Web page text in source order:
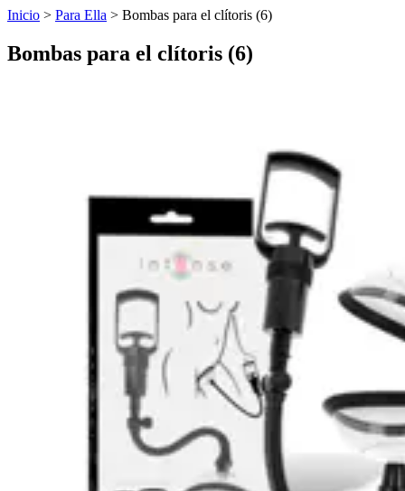
Inicio > Para Ella > Bombas para el clítoris (6)
Bombas para el clítoris (6)